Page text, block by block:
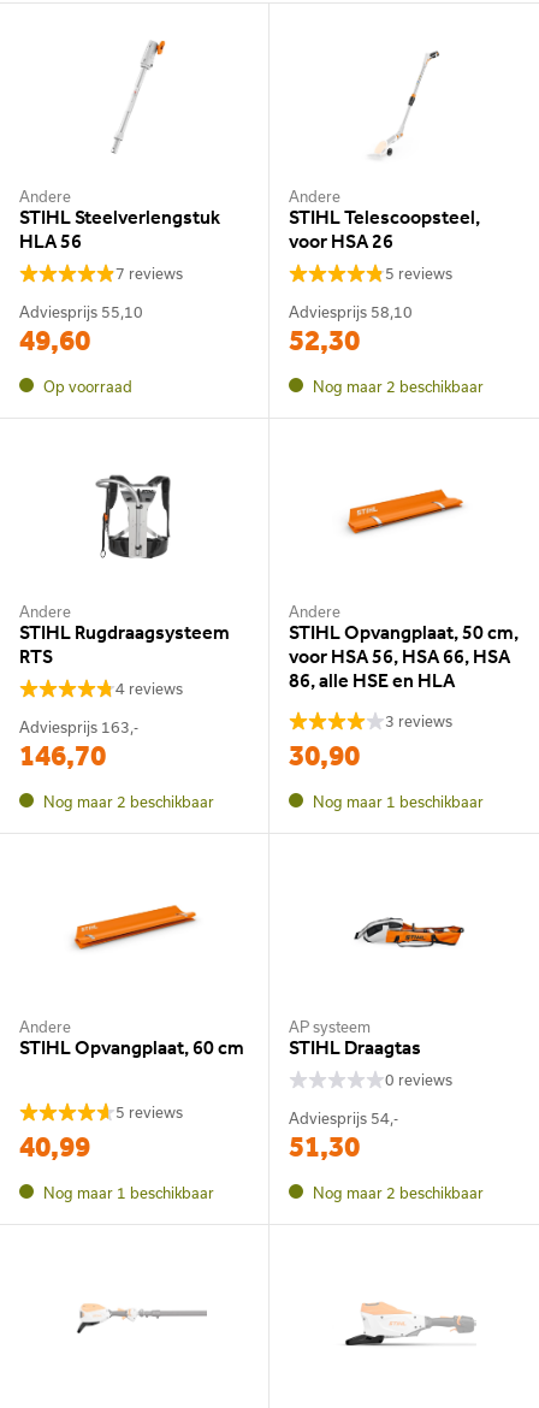
Andere
STIHL Steelverlengstuk
HLA 56
7 reviews
Adviesprijs 55,10
49,60
Op voorraad
Andere
STIHL Telescoopsteel,
voor HSA 26
5 reviews
Adviesprijs 58,10
52,30
Nog maar 2 beschikbaar
Andere
STIHL Rugdraagsysteem
RTS
4 reviews
Adviesprijs 163,-
146,70
Nog maar 2 beschikbaar
Andere
STIHL Opvangplaat, 50 cm,
voor HSA 56, HSA 66, HSA
86, alle HSE en HLA
3 reviews
30,90
Nog maar 1 beschikbaar
Andere
STIHL Opvangplaat, 60 cm
5 reviews
40,99
Nog maar 1 beschikbaar
AP systeem
STIHL Draagtas
0 reviews
Adviesprijs 54,-
51,30
Nog maar 2 beschikbaar